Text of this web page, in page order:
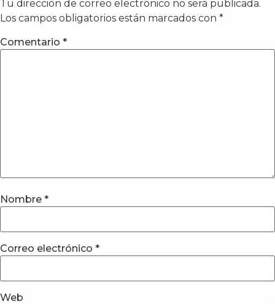
Tu dirección de correo electrónico no será publicada.
Los campos obligatorios están marcados con *
Comentario *
Nombre *
Correo electrónico *
Web